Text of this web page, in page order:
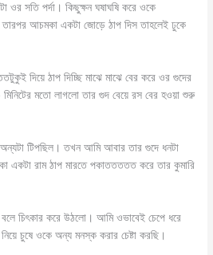
সতি পর্দা। কিছুক্ষন ঘষাঘষি করে ওকে
আচমকা একটা জোড়ে ঠাপ দিস তাহলেই ঢুকে
দিয়ে ঠাপ দিচ্ছি মাঝে মাঝে বের করে ওর গুদের
মতো লাগলো তার গুদ বেয়ে রস বের হওয়া শুরু
টিপছিল। তখন আমি আবার তার গুদে ধনটা
একটা রাম ঠাপ মারতে পকাততততত করে তার কুমারি
চিৎকার করে উঠলো। আমি ওভাবেই চেপে ধরে
চুষে ওকে অন্য মনস্ক করার চেষ্টা করছি।